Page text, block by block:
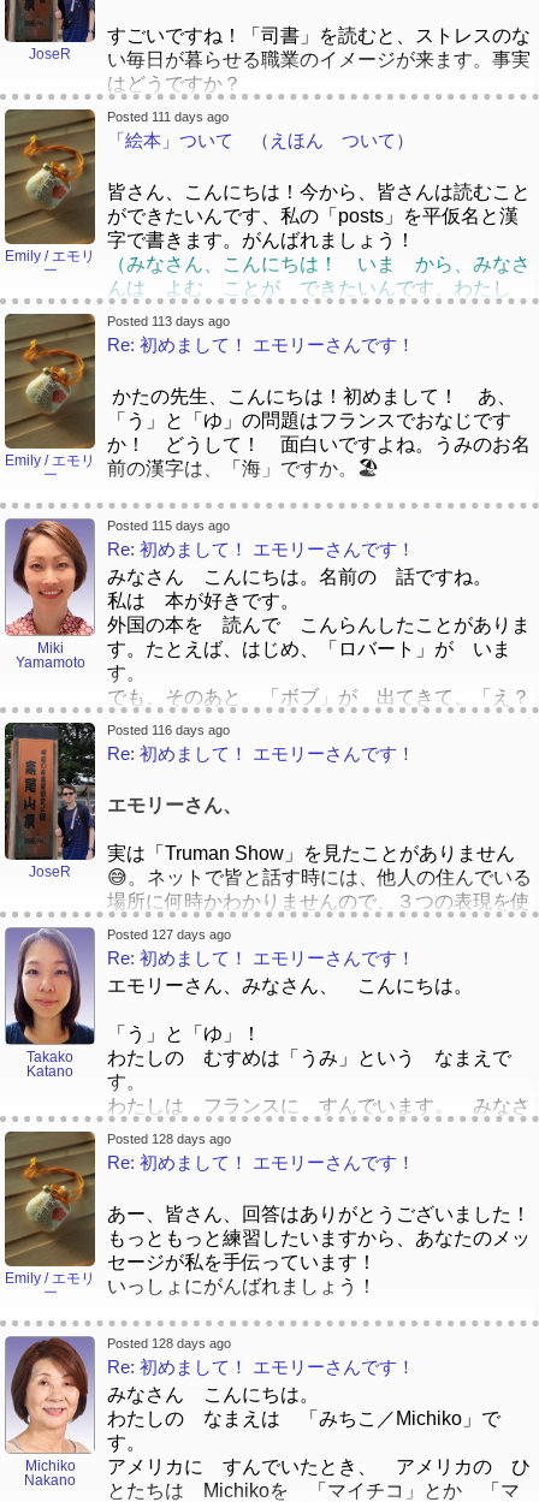
だう ことが いりました けど、さいきん、
「てぃーんえーじゃー」も てつだう ことが
いります。すまほは げんいんです！
ジョセさん、仕事が好きですか。どうですか。🙂
じょせさん、しごとがすきですか。どうですか。
す！
平仮名：
いいえ、いいえ。かいわ する こと は れん
しゅう として やくにたつ と おもいます
ので、がんばりましょう！
そうですか！としょかん にも おもった よ
り あわただしい ひび が ありますね。やっ
ぱり、しゃかい に すごく じゅうよう な
しごと ですね。 だいがく を かよってい
た とき に しか としょかん へ いきませ
んでした ので、かくしん を もって いえま
んな ような しゃかい へ の しごと が
ある と おもいます。
「よぶこどり」の ひょうし は かわいい！
が むずかしい が、 ちょうせん して、 ほ
ん を よんでみる こと は だいじ だ
と おもいます！
さいきん、 ぼく は、そめい・ためひと の
「しょうたい」と いう ほん を よんでみま
した。 けっきょく、 はんとし くらい かか
っていて、よく よめなかった ぶぶん も あ
りましたが、これ から もっと べんきょう
したら、しょうらい に もう いちど ちょう
せん して、よみかえす と、せいちょう が
リカで公共図書館は忙しくて、時々ストレスで
す。最近図書館はもっともっと「social work」て
きをなりますね。メンタルヘルスを手伝ったり、
イミグレーションを手伝ったり、パソコンの方法
を手伝っています。
としょかん の しごとは しずかな いめー
ょかんは いそがしくて、ときどき すとれすで
す。 さいきん としょかんは もっと もっ
と 「social work」てきを なりますね。
「mental health」をてつだったり、
「immigration」をてつだったり、ぱそこんの ほ
うほうを てつだっています。
是非重要です！私の仕事が大好きです。でも、ま
た時々ストレスです。静かじゃありません。😂
ぜひ じゅうよう です！ わたしの しごと
が だいすきです。でも、また ときどき すと
れすです。しずかじゃありません。 😂
本について、あ！「Le Petit Prince」！高校の時
に、フランス語を勉強した、「Le Petit Prince」
を読みました。きれいな話ですね。
ほんに ついて、あ！「Le Petit Prince」！こう
こうの ときに、ふらんすごを べんきょうし
た、「Le Petit Prince」を よみました。きれい
な はなし ですね。
子どもの時に、お母さんとたくさん図書館の旅行
へ行ったり、一緒にたくさん絵本と本を読みまし
た。これは1冊のほんが大好きでした：
こどもの ときに、おかあさんと たくさん と
しょかんの りょこう へ いったり、いっしょ
に たくさん えほん と ほんを よみまし
た。これは １さつのほんが だいすきでした：
最近私はこの本を読むことが試しました：
さいきん わたしは このほんを よむことが
ためしました：
全部読むことができませんでしたけど、泣きまし
たよ～ 😭😭😭 日本でこの芸術家は有名で
す、マリエちゃんと言いました！
ぜんぶ よむことが できませんでしたけど、な
きましたよ～ にほんで このげいじゅつかは
ゆうめい です、まりえちゃん と いいまし
た！
JoseR
すごいですね！「司書」を読むと、ストレスのな
い毎日が暮らせる職業のイメージが来ます。事実
はどうですか？
実は、子供の頃、絵本を全然読みませんでした。
ブラジルに、「O pequeno príncipe」と言う絵本
は人気があると思います。フランスの
絵本ですけど。フランスで、「Le Petit Prince」
だと思います。
平仮名：
すごい ですね！「ししょ」を よむ と、スト
レス の ない まいにち が くらせる しょ
つ は どうですか？
じつ は、 こども の ころ、 えほん を
ぜんぜん よみませんでした。 ブラジル に、
にんき が ある と おもいます。フランス
の
えほん ですけど。フランス で、「Le Petit
Prince」だ と おもいます。
Emily / エモリ
ー
Posted 111 days ago
「絵本」ついて （えほん ついて）
皆さん、こんにちは！今から、皆さんは読むこと
ができたいんです、私の「posts」を平仮名と漢
字で書きます。がんばれましょう！
（みなさん、こんにちは！ いま から、みなさ
んは よむ ことが できたいんです、わたし
の 「posts」を ひらがな と かんじ で
かきます。がんばれましょう！）
本が大好きです。実に、図書館で働きます。「司
書」ですから、毎日たくさん本を見ています。
（ほん が だいすき です。じつに、としょか
んで はたらきます。 「ししょ」ですから、ま
いにち たくさん えほんを みています。）
子ども向けて、図書館はたくさん絵本を集めま
す。大半絵本は英語でが、中国語とスペイン語と
日本語の絵本があります。
（こどもむけて、としょかんは たくさん えほ
んを あつめます。たいはん えほんは えいご
でが、ちゅうごくご と すぺいんご と にほ
んごの えほんが あります。）
日本語で上手になりたいんです、日本語の絵本は
読むことが試します！ 😄
（にほんごで じょうずに なりたいんです、に
ほんごの えほん は よむ ことが ためしま
す！ 😄）
皆さん、子どもの時にたくさん絵本を読みました
か。 どれ絵本がいちがん大好きですか。 あなた
の国で、どれ絵本が有名ですか。
（みなさん、 こどものどきに たくさん えほ
んを よみましたか。 どれ えほんが いち
ばん だいすきですか。 あなたの くにで、ど
Emily / エモリ
ー
Posted 113 days ago
Re: 初めまして！ エモリーさんです！
かたの先生、こんにちは！初めまして！ あ、
「う」と「ゆ」の問題はフランスでおなじです
か！ どうして！ 面白いですよね。うみのお名
前の漢字は、「海」ですか。🏖️
ジョゼさん、そうですか。頭がいい！でも、
「Truman Show」が大好き。その映画をすすめま
す！
やまもと先生、こんにちは！初めまして！
[quote]John → Jack（もはや別人!)[/quote]
😂😂😂 そうですそうです！！ 例えば、私の夫
のお名前は「Nathaniel」です。時々他人は
「Nate」を呼んでいます。「ナセニエル」 -->
「ネート」…🤔
英語さん、どうして。 😂
Miki
Yamamoto
Posted 115 days ago
Re: 初めまして！ エモリーさんです！
みなさん こんにちは。名前の 話ですね。
私は 本が好きです。
外国の本を 読んで こんらんしたことがありま
す。たとえば、はじめ、「ロバート」が いま
す。
でも、そのあと 「ボブ」が 出てきて、「え？
この人はだれ？」と こんらんします。ニックネ
ームについて、ちょっとしらべてみました。
Edward → エド(はい、わかります。)
William → ビル(ふむ。たぶん日本人の多くはビ
ル・クリントン=
[/color][/size]
だと思っていないな。)
Margaret→ メグ （え？ おなじ人？）
John → Jack（もはや別人!)
JoseR
Posted 116 days ago
Re: 初めまして！ エモリーさんです！
エモリーさん、
実は「Truman Show」を見たことがありません
😅。ネットで皆と話す時には、他人の住んでいる
場所に何時かわかりませんので、３つの表現を使
います😅。
ブラジル人です！ポルトガル語は母国語です。ま
あ、現代、英語を勉強しないといけませんので、
ブラジルで小学校から皆が英語を勉強していま
す。スペイン語は一語も話せませんけど😅。
別の言語の名前はいつも面白いトピックになると
思います。
Takako
Katano
Posted 127 days ago
Re: 初めまして！ エモリーさんです！
エモリーさん、みなさん、 こんにちは。
「う」と「ゆ」！
わたしの むすめは「うみ」という なまえで
す。
わたしは フランスに すんでいます。 みなさ
ん、 むすめの なまえを ときどき 「ゆみ」
と いいます。
おじいさんも 「ゆみ」と よんでいます。 お
もしろいなぁ、と おもいます。
Emily / エモリ
ー
Posted 128 days ago
Re: 初めまして！ エモリーさんです！
あー、皆さん、回答はありがとうございました！
もっともっと練習したいますから、あなたのメッ
セージが私を手伝っています！
いっしょにがんばれましょう！
トミーさん
すよね。わかりました！
いつ「エモリー」名前を選んでした、マリエーち
ゃんに話していました。「マリエーちゃん、どち
らですか。エモリーですか。エモリですか。エー
モリですか？！」ちょとおなじですね～。
Michiko
Nakano
Posted 128 days ago
Re: 初めまして！ エモリーさんです！
みなさん こんにちは。
わたしの なまえは 「みちこ／Michiko」で
す。
アメリカに すんでいたとき、 アメリカの ひ
とたちは Michikoを 「マイチコ」とか 「マ